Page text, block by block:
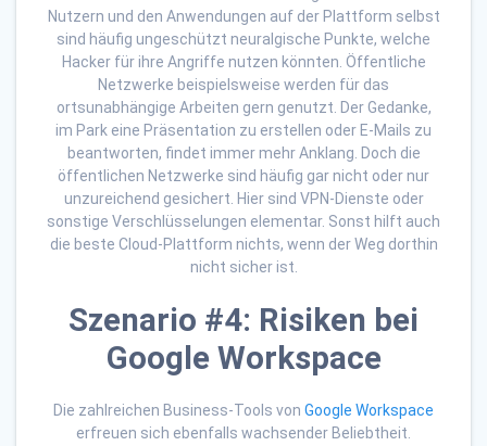
Nutzern und den Anwendungen auf der Plattform selbst
sind häufig ungeschützt neuralgische Punkte, welche
Hacker für ihre Angriffe nutzen könnten. Öffentliche
Netzwerke beispielsweise werden für das
ortsunabhängige Arbeiten gern genutzt. Der Gedanke,
im Park eine Präsentation zu erstellen oder E-Mails zu
beantworten, findet immer mehr Anklang. Doch die
öffentlichen Netzwerke sind häufig gar nicht oder nur
unzureichend gesichert. Hier sind VPN-Dienste oder
sonstige Verschlüsselungen elementar. Sonst hilft auch
die beste Cloud-Plattform nichts, wenn der Weg dorthin
nicht sicher ist.
Szenario #4: Risiken bei
Google Workspace
Die zahlreichen Business-Tools von Google Workspace
erfreuen sich ebenfalls wachsender Beliebtheit.